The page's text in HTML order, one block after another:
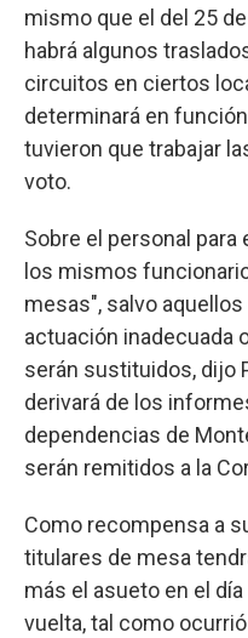
mismo que el del 25
habrá algunos
circuitos en ciertos
determinará en
tuvieron que trabajar
voto.
Sobre el personal para
los mismos
mesas", salvo
actuación inadecuada
serán sustituidos, dijo
derivará de los
dependencias de
serán remitidos a la
Como recompensa a
titulares de mesa
más el asueto en el
vuelta, tal como